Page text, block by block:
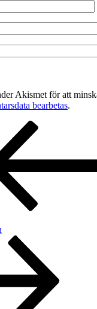
Akismet för att
bearbetas.